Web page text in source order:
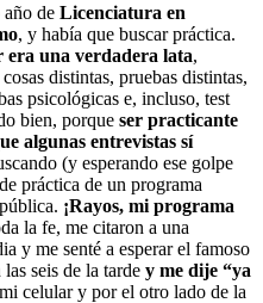
de Licenciatura en
, y había que buscar práctica.
era una verdadera lata,
distintas, pruebas distintas,
psicológicas e, incluso, test
bien, porque ser practicante
algunas entrevistas sí
(y esperando ese golpe
práctica de un programa
¡Rayos, mi programa
la fe, me citaron a una
y me senté a esperar el famoso
seis de la tarde y me dije “ya
celular y por el otro lado de la